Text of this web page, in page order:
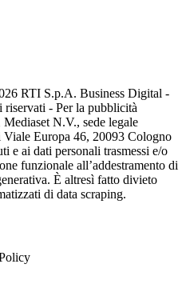
RTI S.p.A. Business Digital -
- Per la pubblicità
N.V., sede legale
Europa 46, 20093 Cologno
e ai dati personali trasmessi e/o
funzionale all’addestramento di
È altresì fatto divieto
di data scraping.